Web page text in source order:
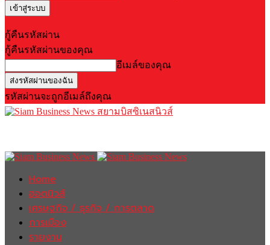
กู้คืนรหัสผ่าน
กู้คืนรหัสผ่านของคุณ
อีเมล์ของคุณ
รหัสผ่านจะถูกอีเมล์ถึงคุณ
สยามบิสซิเนสนิวส์
Home
ฮอตนิวส์
เศรษฐกิจ / ธุรกิจ / การตลาด
การเมือง
รายงาน